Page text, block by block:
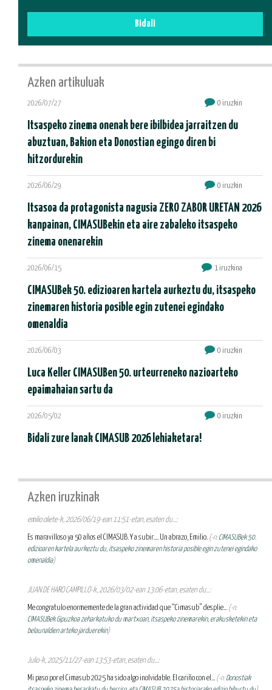
Bidali
Azken artikuluak
2026/07/27 0 iruzkin
Itsaspeko zinema onenak bere ibilbidea jarraitzen du
abuztuan, Bakion eta Donostian egingo diren bi
hitzordurekin
2026/06/29 0 iruzkin
Itsasoa da protagonista nagusia ZERO ZABOR URETAN 2026
kanpainan, CIMASUBekin eta aire zabaleko itsaspeko
zinema onenarekin
2026/06/15 1 iruzkina
CIMASUBek 50. edizioaren kartela aurkeztu du, itsaspeko
zinemaren historia posible egin zutenei egindako
omenaldia
2026/06/03 0 iruzkin
Luca Keller CIMASUBen 50. urteurreneko nazioarteko
epaimahaian sartu da
2026/05/02 0 iruzkin
Bidali zure lanak CIMASUB 2026 lehiaketara!
Azken iruzkinak
emilio oliete-k, 2026/06/19-ean 11:51-etan, esaten du...:
Es maravilloso ya 50 años el CIMASUB. Y a subir.... Un abrazo, Emilio. (-n:CIMASUBek 50.
edizioaren kartela aurkeztu du, itsaspeko zinemaren historia posible egin zutenei egindako
omenaldia)
JUAN DE HARO CAMPILLO-k, 2026/03/02-ean 13:06-etan, esaten du...:
Me congratulo enormemente de la gran actividad que “Cimasub” desplie... (-n:
CIMASUBek Gipuzkoa zeharkatuko du martxoan, itsaspeko zinemarekin, erakusketekin eta
belaunaldien arteko jarduerekin)
Julio-k, 2025/11/27-ean 13:53-etan, esaten du...:
Mi paso por el Cimasub 2025 ha sido algo inolvidable. El cariño con el... (-n:Donostiak